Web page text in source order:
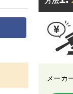
メーカ